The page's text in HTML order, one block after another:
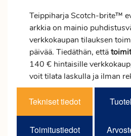
Teippiharja Scotch-brite™
arkkia on mainio
verkkokaupan tilauksen
päivää. Tiedäthän, että
140 € hintaisille
voit tilata laskulla ja ilman
Tekniset tiedot
Toimitustiedot